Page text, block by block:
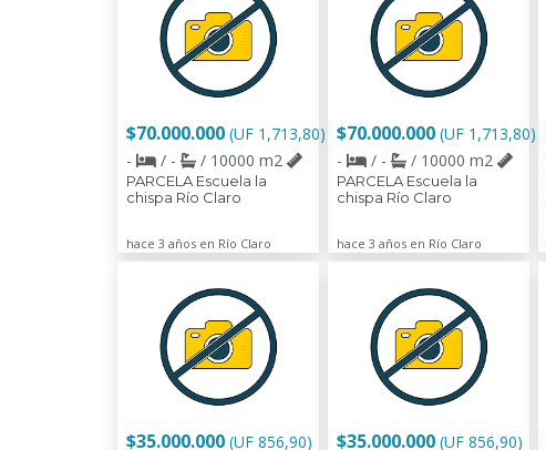
$70.000.000 (UF 1,713,80)
-
/ - / 10000 m2
PARCELA Escuela la
chispa Río Claro
hace 3 años en Río Claro
$70.000.000 (UF 1,713,80)
-
/ - / 10000 m2
PARCELA Escuela la
chispa Río Claro
hace 3 años en Río Claro
$35.000.000 (UF 856,90)
$35.000.000 (UF 856,90)